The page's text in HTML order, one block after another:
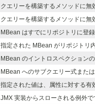
クエリーを構築するメソッドに
クエリーを構築するメソッドに
MBean はすでにリポジトリに登
指定された MBean がリポジトリ
MBean のイントロスペクション
MBean へのサブクエリー式また
指定された値は、属性に対する有
JMX 実装からスローされる例外で